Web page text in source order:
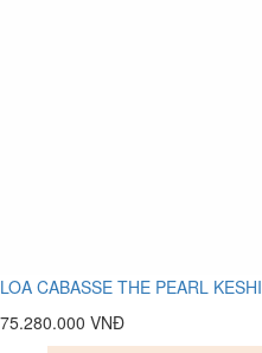
LOA CABASSE THE PEARL KESHI
75.280.000 VNĐ